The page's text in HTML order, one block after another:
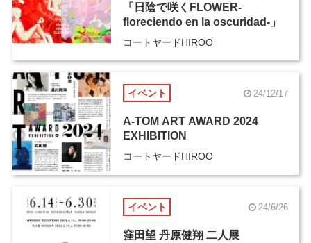
「日陰で咲くFLOWER-
floreciendo en la oscuridad-」
コートヤードHIROO
イベント 24/12/17
A-TOM ART AWARD 2024
EXHIBITION
コートヤードHIROO
イベント 24/6/26
窪田望 丹原健翔 二人展